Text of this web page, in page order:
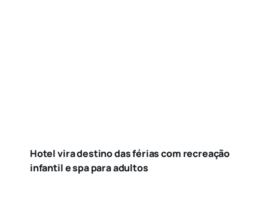
Hotel vira destino das férias com recreação
infantil e spa para adultos